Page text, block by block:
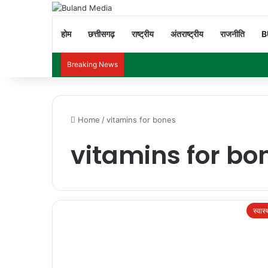
होम छत्तीसगढ़ राष्ट्रीय अंतराष्ट्रीय राजनीति
Breaking News
Home /vitamins for bones
vitamins for